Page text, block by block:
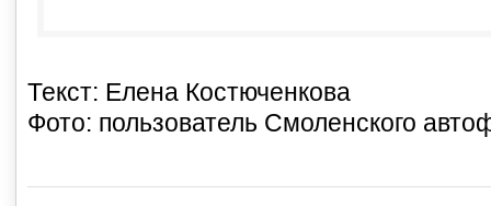
Текст: Елена Костюченкова
Фото: пользователь Смоленского